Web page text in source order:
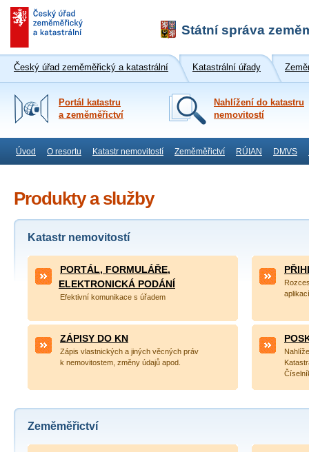
Státní správa
Český úřad zeměměřický a katastrální Katastrální úřady
Portál katastru
a zeměměřictví
Nahlížení do katastru
nemovitostí
Úvod O resortu Katastr nemovitostí Zeměměřictví RÚIAN DMVS
Produkty a služby
Katastr nemovitostí
PORTÁL, FORMULÁŘE,
ELEKTRONICKÁ PODÁNÍ
Efektivní komunikace s úřadem
ZÁPISY DO KN
Zápis vlastnických a jiných věcných práv
k nemovitostem, změny údajů apod.
Zeměměřictví